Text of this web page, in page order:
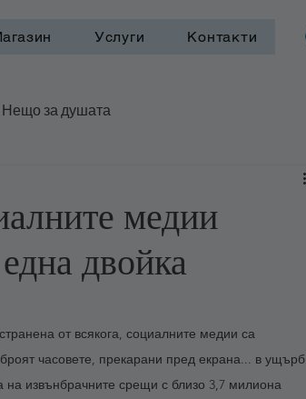
Услуги Контакти
Нещо за душата
медии
двойка
от всякога, социалните медии са
часовете, прекарани пред екрана... в ущърб
на извънбрачните срещи с близо 3,7 милиона